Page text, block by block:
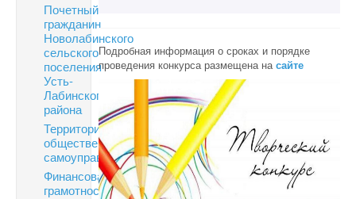
Почетный
гражданин
Новолабинского
сельского
поселения
Усть-
Лабинского
района
Территориальное
общественное
самоуправление
Финансовая
грамотность
Подробная информация о сроках и порядке
проведения конкурса размещена насайте